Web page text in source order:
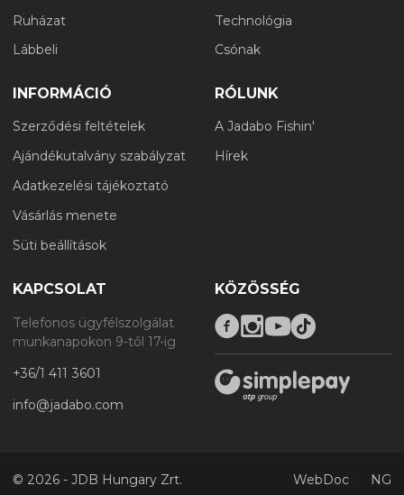
Ruházat
Lábbeli
Technológia
Csónak
INFORMÁCIÓ
Szerződési feltételek
Ajándékutalvány szabályzat
Adatkezelési tájékoztató
Vásárlás menete
Süti beállítások
RÓLUNK
A Jadabo Fishin'
Hírek
KAPCSOLAT
Telefonos ügyfélszolgálat
munkanapokon 9-től 17-ig
+36/1 411 3601
info@jadabo.com
KÖZÖSSÉG
© 2026 - JDB Hungary Zrt. WebDoc NG